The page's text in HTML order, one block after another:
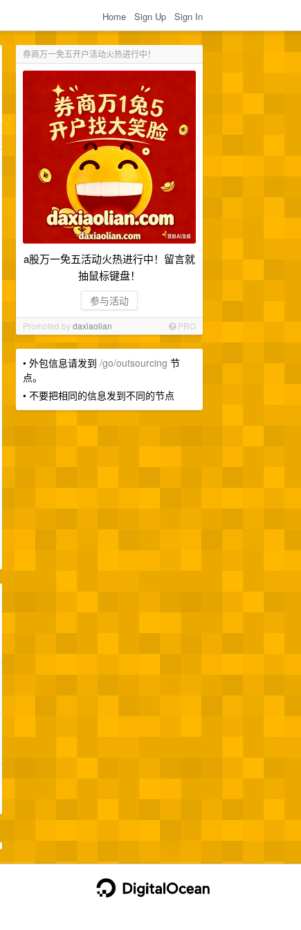
Home Sign Up Sign In
券商万一免五开户活动火热进行中！
a股万一免五活动火热进行中！留言就
抽鼠标键盘！
参与活动
Promoted bydaxiaolian PRO
• 外包信息请发到 /go/outsourcing 节
点。
• 不要把相同的信息发到不同的节点